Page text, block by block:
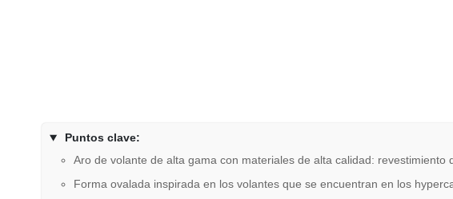
Puntos clave:
Aro de volante de alta gama con materiales de alta calidad: revestimiento
Forma ovalada inspirada en los volantes que se encuentran en los